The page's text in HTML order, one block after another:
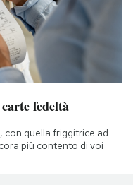
fedeltà
con quella friggitrice ad
più contento di voi